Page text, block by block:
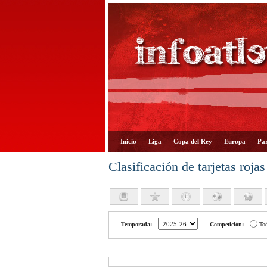
Inicio Liga Copa del Rey Europa
Clasificación de tarjetas rojas
Temporada: Competición: